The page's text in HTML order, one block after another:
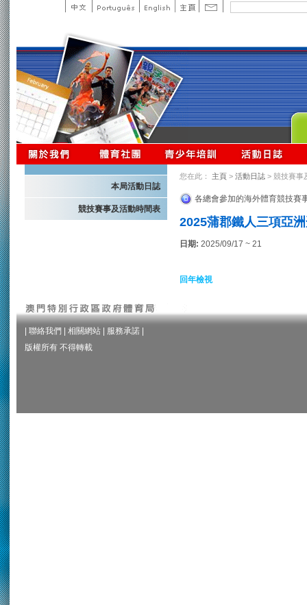
本局活動日誌
競技賽事及活動時間表
您在此： 主頁 > 活動日誌 > 競技賽事
各總會參加的海外體育競技賽
2025蒲郡鐵人三項亞
日期: 2025/09/17 ~ 21
回年檢視
聯絡我們 相關網站 服務承諾
版權所有 不得轉載